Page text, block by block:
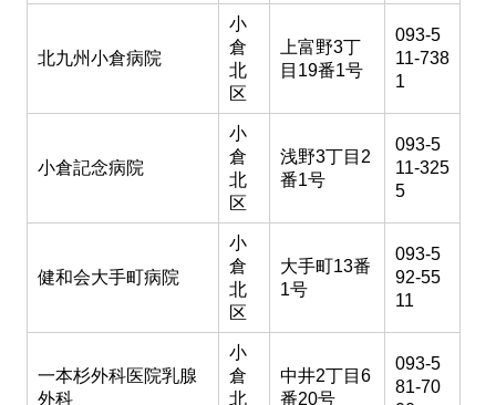
北九州小倉病院
小
倉
北
区
上富野3丁
目19番1号
093-5
11-738
1
小倉記念病院
小
倉
北
区
浅野3丁目2
番1号
093-5
11-325
5
健和会大手町病院
小
倉
北
区
大手町13番
1号
093-5
92-55
11
一本杉外科医院乳腺
外科
小
倉
北
中井2丁目6
番20号
093-5
81-70